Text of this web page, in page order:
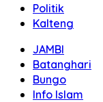
Politik
Kalteng
JAMBI
Batanghari
Bungo
Info Islam